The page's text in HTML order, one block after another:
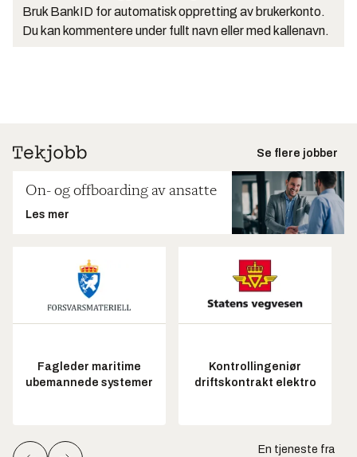
Bruk BankID for automatisk oppretting av brukerkonto.
Du kan kommentere under fullt navn eller med kallenavn.
Se flere jobber
On- og offboarding av ansatte
Les mer
Fagleder maritime
ubemannede systemer
Kontrollingeniør
driftskontrakt elektro
En tjeneste fra